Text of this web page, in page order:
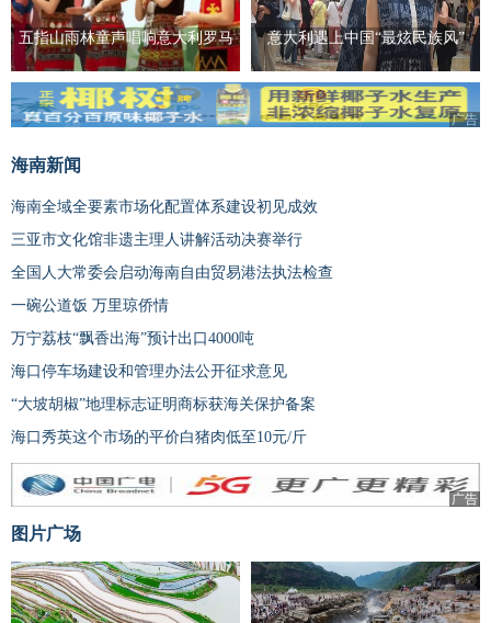
五指山雨林童声唱响意大利罗马 意大利遇上中国“最炫民族风”
广告
海南新闻
海南全域全要素市场化配置体系建设初见成效
三亚市文化馆非遗主理人讲解活动决赛举行
全国人大常委会启动海南自由贸易港法执法检查
一碗公道饭 万里琼侨情
万宁荔枝“飘香出海”预计出口4000吨
海口停车场建设和管理办法公开征求意见
“大坡胡椒”地理标志证明商标获海关保护备案
海口秀英这个市场的平价白猪肉低至10元/斤
广告
图片广场